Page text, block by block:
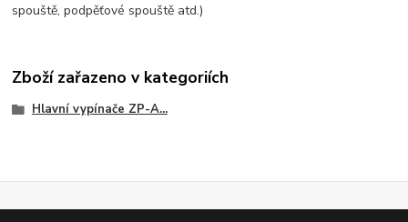
spouště, podpěťové spouště atd.)
Zboží zařazeno v kategoriích
Hlavní vypínače ZP-A...